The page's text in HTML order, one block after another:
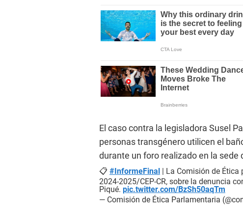
El caso contra la legisladora Susel
personas transgénero utilicen el
durante un foro realizado en la sede
📋 #InformeFinal | La Comisión de Ética
2024-2025/CEP-CR, sobre la denuncia
Piqué. pic.twitter.com/BzSh50aqTm
— Comisión de Ética Parlamentaria